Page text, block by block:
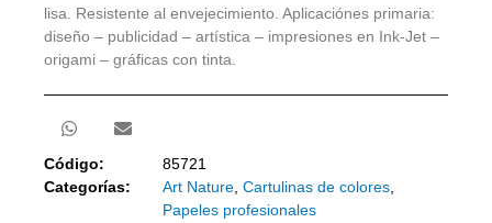
lisa. Resistente al envejecimiento. Aplicaciónes primaria:
diseño – publicidad – artística – impresiones en Ink-Jet –
origami – gráficas con tinta.
Código:
85721
Categorías:
Art Nature, Cartulinas de colores,
Papeles profesionales